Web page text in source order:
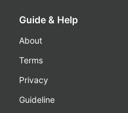
Guide & Help
About
Terms
Privacy
Guideline